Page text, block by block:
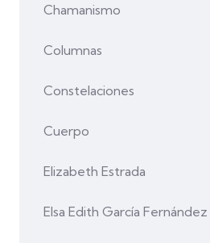
Chamanismo
Columnas
Constelaciones
Cuerpo
Elizabeth Estrada
Elsa Edith García Fernández